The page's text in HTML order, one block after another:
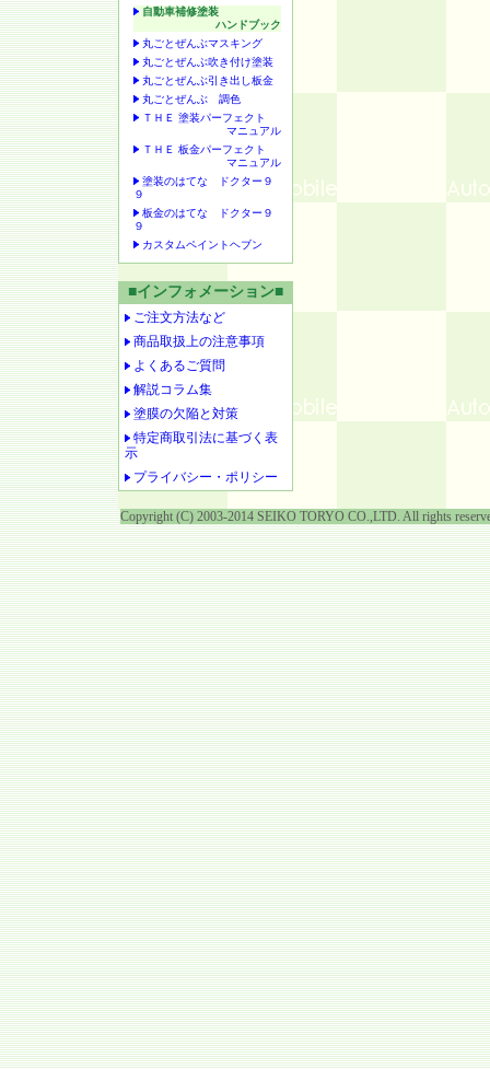
自動車補修塗装
ハンドブック
丸ごとぜんぶマスキング
丸ごとぜんぶ吹き付け塗装
丸ごとぜんぶ引き出し板金
丸ごとぜんぶ 調色
ＴＨＥ 塗装パーフェクト
マニュアル
ＴＨＥ 板金パーフェクト
マニュアル
塗装のはてな ドクター９
９
板金のはてな ドクター９
９
カスタムペイントヘブン
■インフォメーション■
ご注文方法など
商品取扱上の注意事項
よくあるご質問
解説コラム集
塗膜の欠陥と対策
特定商取引法に基づく表
示
プライバシー・ポリシー
Copyright (C) 2003-2014 SEIKO TORYO CO.,LTD. All rights